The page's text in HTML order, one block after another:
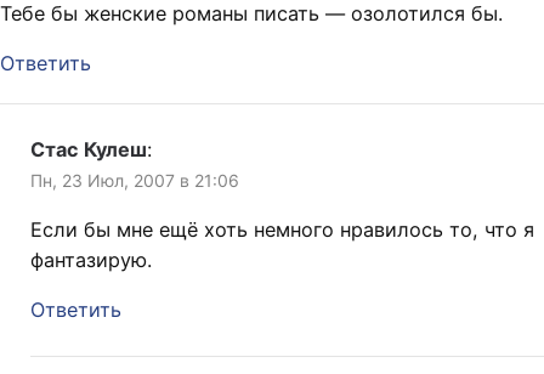
Тебе бы женские романы писать — озолотился бы.
Ответить
Стас Кулеш:
Пн, 23 Июл, 2007 в 21:06
Если бы мне ещё хоть немного нравилось то, что я
фантазирую.
Ответить